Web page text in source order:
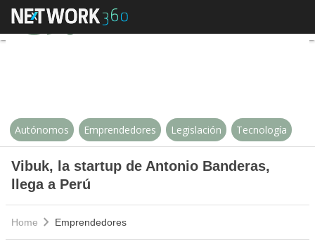
Vibuk, la startup de Antonio
Autónomos Emprendedores Legislación Tecnología
Vibuk, la startup de Antonio Banderas,
llega a Perú
Home Emprendedores